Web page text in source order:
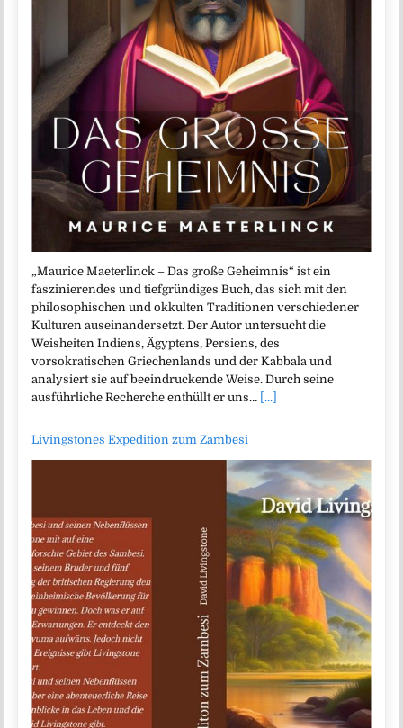
„Maurice Maeterlinck – Das große Geheimnis“ ist ein
faszinierendes und tiefgründiges Buch, das sich mit den
philosophischen und okkulten Traditionen verschiedener
Kulturen auseinandersetzt. Der Autor untersucht die
Weisheiten Indiens, Ägyptens, Persiens, des
vorsokratischen Griechenlands und der Kabbala und
analysiert sie auf beeindruckende Weise. Durch seine
ausführliche Recherche enthüllt er uns… [...]
Livingstones Expedition zum Zambesi